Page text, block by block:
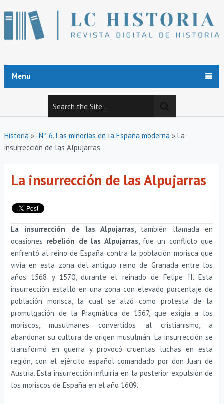
Menu
Historia» -Nº 6. Las minorías en la España moderna» La
insurrección de las Alpujarras
La insurrección de las Alpujarras
La insurrección de las Alpujarras, también llamada en
ocasiones rebelión de las Alpujarras, fue un conflicto que
enfrentó al reino de España contra la población morisca que
vivía en esta zona del antiguo reino de Granada entre los
años 1568 y 1570, durante el reinado de Felipe II. Esta
insurrección estalló en una zona con elevado porcentaje de
población morisca, la cual se alzó como protesta de la
promulgación de la Pragmática de 1567, que exigía a los
moriscos, musulmanes convertidos al cristianismo, a
abandonar su cultura de origen musulmán. La insurrección se
transformó en guerra y provocó cruentas luchas en esta
región, con el ejército español comandado por don Juan de
Austria. Esta insurrección influiría en la posterior expulsión de
los moriscos de España en el año 1609.